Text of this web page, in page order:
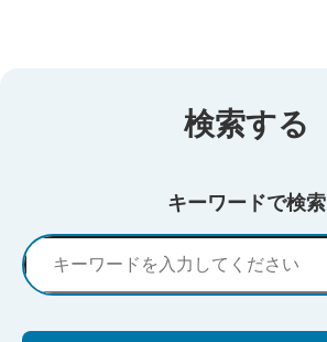
検索する
キーワードで検索